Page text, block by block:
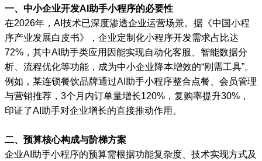
一、中小企业开发AI助手小程序的必要性
在2026年，AI技术已深度渗透企业运营场景。据《中国小程
序产业发展白皮书》，企业定制化小程序开发需求占比达
72%，其中AI助手类应用因能实现自动化客服、智能数据分
析、流程优化等功能，成为中小企业降本增效的“刚需工具”。
例如，某连锁餐饮品牌通过AI助手小程序整合点餐、会员管理
与营销推荐，3个月内订单量增长120%，复购率提升30%，
印证了AI助手对企业增长的直接推动作用。
二、预算核心构成与阶梯方案
企业AI助手小程序的预算需根据功能复杂度、技术实现方式及